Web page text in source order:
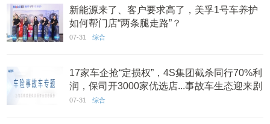
新能源来了、客户要求高了，美孚1号车养护
如何帮门店“两条腿走路”？
07-31 综合
17家车企抢“定损权”，4S集团截杀同行70%利
润，保司开3000家优选店...事故车生态迎来剧
变？
07-31 综合